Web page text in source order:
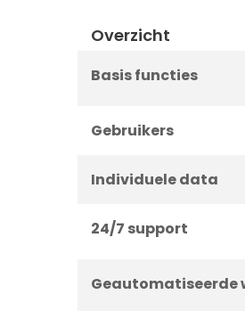
Overzicht
Basis functies
Gebruikers
Individuele data
24/7 support
Geautomatiseerde